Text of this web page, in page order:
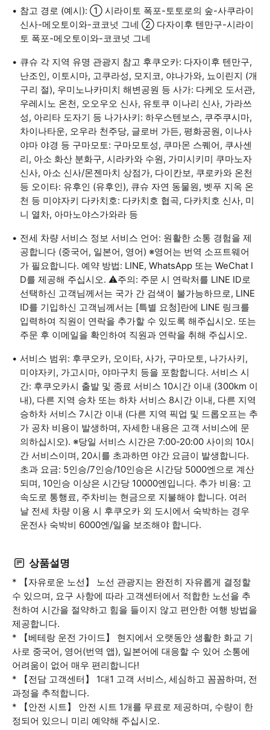
참고 경로 (예시): ① 시라이토 폭포-토토로의 숲-사쿠라이
신사-메오토이와-코코넛 그네 ② 다자이후 텐만구-시라이
토 폭포-메오토이와-코코넛 그네
큐슈 각 지역 유명 관광지 참고 후쿠오카: 다자이후 텐만구,
난조인, 이토시마, 고쿠라성, 모지코, 야나가와, 뇨이린지 (개
구리 절), 우미노나카미치 해변공원 등 사가: 다케오 도서관,
우레시노 온천, 오오우오 신사, 유토쿠 이나리 신사, 가라쓰
성, 아리타 도자기 등 나가사키: 하우스텐보스, 쿠주쿠시마,
차이나타운, 오우라 천주당, 글로버 가든, 평화공원, 이나사
야마 야경 등 구마모토: 구마모토성, 쿠마몬 스퀘어, 쿠사센
리, 아소 화산 분화구, 시라카와 수원, 가미시키미 쿠마노자
신사, 아소 신사/몬젠마치 상점가, 다이칸보, 쿠로카와 온천
등 오이타: 유후인 (유후인), 큐슈 자연 동물원, 벳푸 지옥 온
천 등 미야자키 다카치호: 다카치호 협곡, 다카치호 신사, 미
니 열차, 아마노야스가와라 등
전세 차량 서비스 정보 서비스 언어: 원활한 소통 경험을 제
공합니다 (중국어, 일본어, 영어) ※영어는 번역 소프트웨어
가 필요합니다. 예약 방법: LINE, WhatsApp 또는 WeChat I
D를 제공해 주십시오. ⚠️주의: 주문 시 연락처를 LINE ID로
선택하신 고객님께서는 국가 간 검색이 불가능하므로, LINE
ID를 기입하신 고객님께서는 [특별 요청]란에 LINE 링크를
입력하여 직원이 연락을 추가할 수 있도록 해주십시오. 또는
주문 후 이메일을 확인하여 직원과 연락을 취해 주십시오.
서비스 범위: 후쿠오카, 오이타, 사가, 구마모토, 나가사키,
미야자키, 가고시마, 야마구치 등을 포함합니다. 서비스 시
간: 후쿠오카시 출발 및 종료 서비스 10시간 이내 (300km 이
내), 다른 지역 승차 또는 하차 서비스 8시간 이내, 다른 지역
승하차 서비스 7시간 이내 (다른 지역 픽업 및 드롭오프는 추
가 공차 비용이 발생하며, 자세한 내용은 고객 서비스에 문
의하십시오). ※당일 서비스 시간은 7:00-20:00 사이의 10시
간 서비스이며, 20시를 초과하면 야간 요금이 발생합니다.
초과 요금: 5인승/7인승/10인승은 시간당 5000엔으로 계산
되며, 10인승 이상은 시간당 10000엔입니다. 추가 비용: 고
속도로 통행료, 주차비는 현금으로 지불해야 합니다. 여러
날 전세 차량 이용 시 후쿠오카 외 도시에서 숙박하는 경우
운전사 숙박비 6000엔/일을 보조해야 합니다.
상품설명
* 【자유로운 노선】 노선 관광지는 완전히 자유롭게 결정할
수 있으며, 요구 사항에 따라 고객센터에서 적합한 노선을 추
천하여 시간을 절약하고 힘을 들이지 않고 편안한 여행 방법을
제공합니다.
* 【베테랑 운전 가이드】 현지에서 오랫동안 생활한 화교 기
사로 중국어, 영어(번역 앱), 일본어에 대응할 수 있어 소통에
어려움이 없어 매우 편리합니다!
* 【전담 고객센터】 1대1 고객 서비스, 세심하고 꼼꼼하며, 전
과정을 추적합니다.
* 【안전 시트】 안전 시트 1개를 무료로 제공하며, 수량이 한
정되어 있으니 미리 예약해 주십시오.